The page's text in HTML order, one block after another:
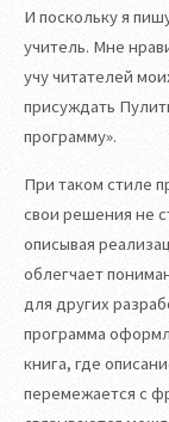
И поскольку я
учитель. Мне
учу читателей
присуждать
программу».
При таком стиле
свои решения не
описывая
облегчает
для других
программа
книга, где
перемежается с